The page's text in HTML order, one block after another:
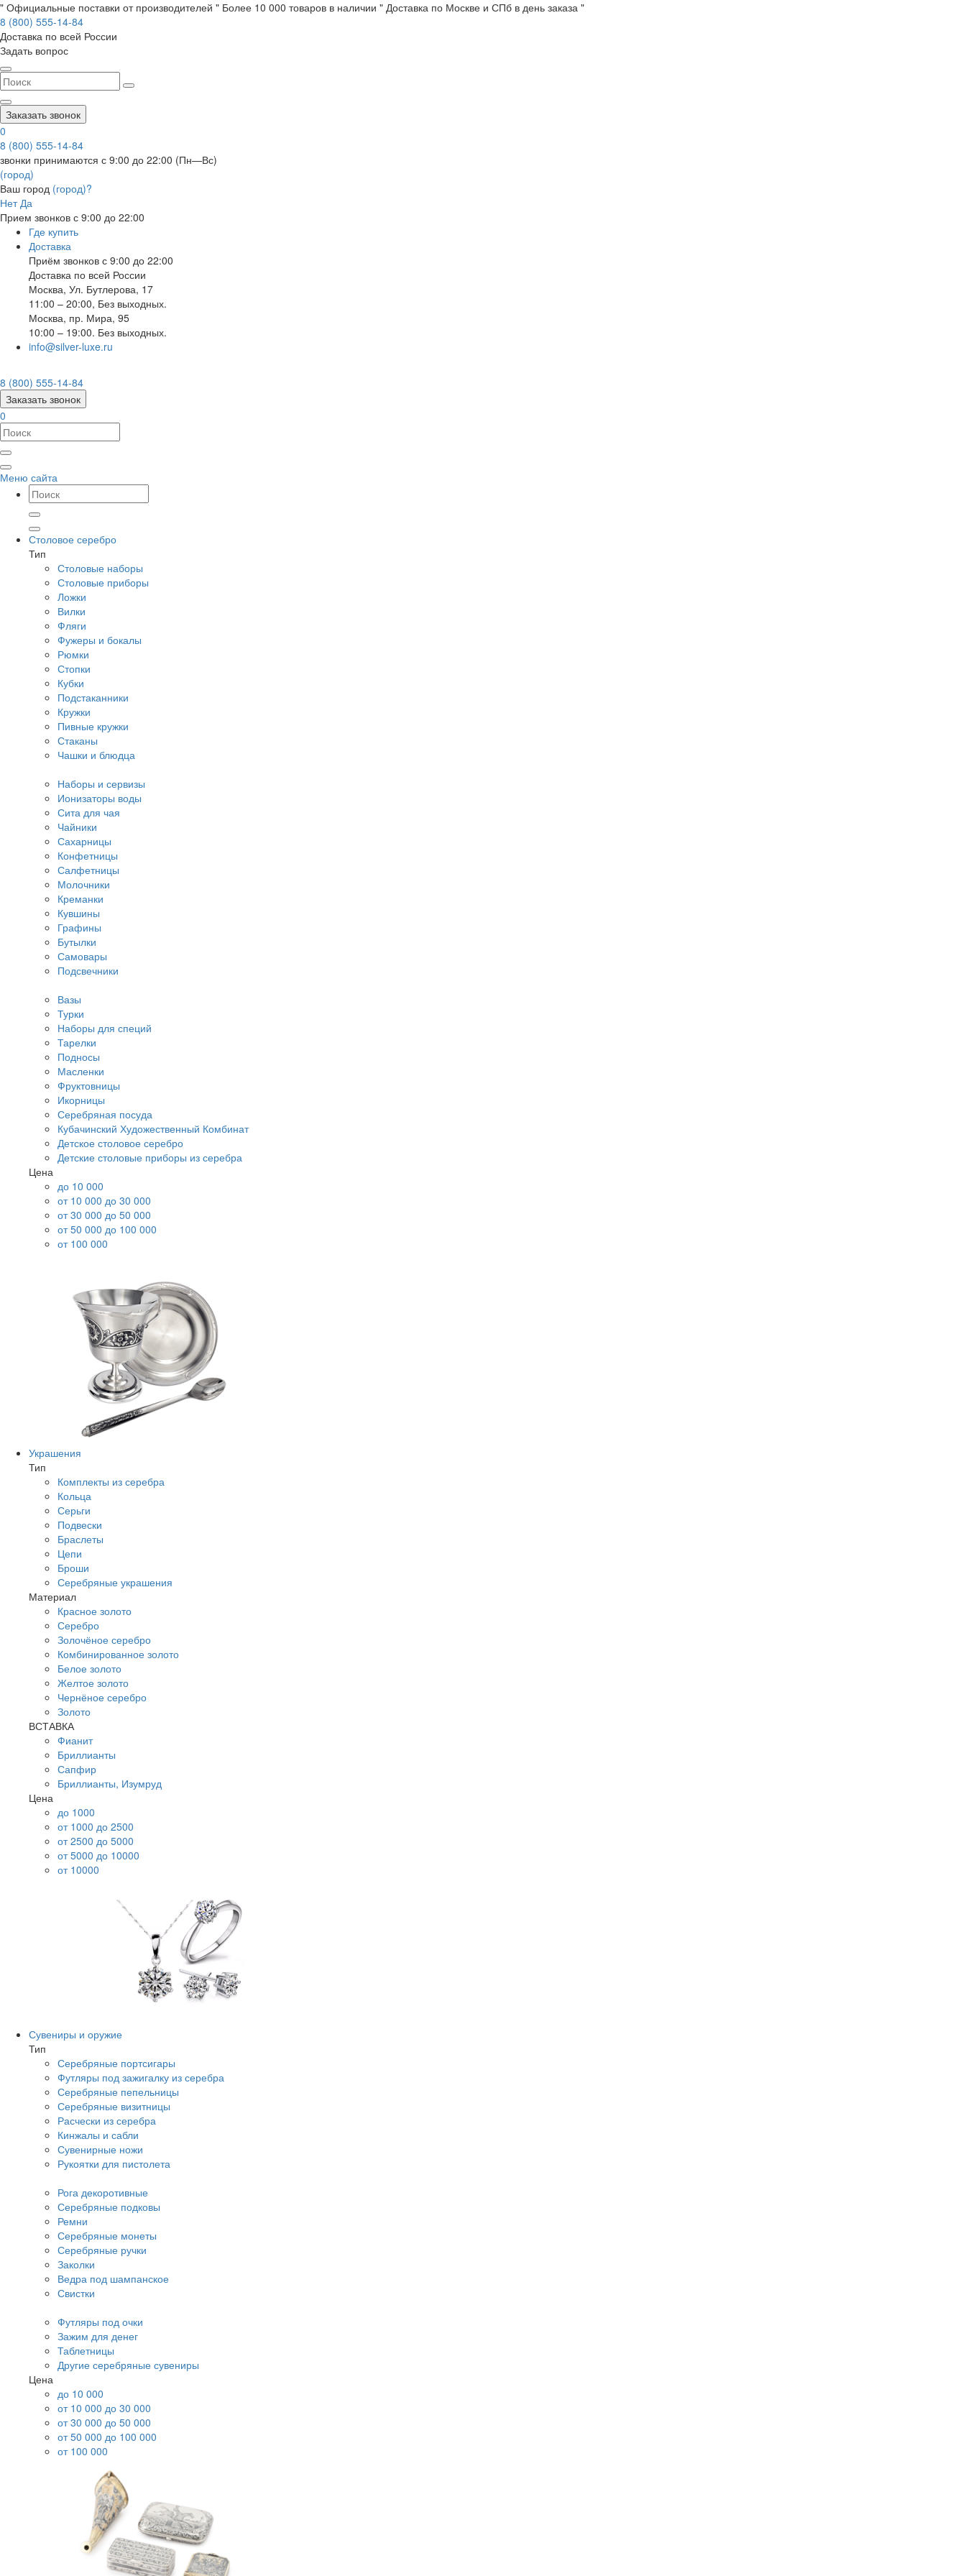
" Официальные поставки от производителей " Более 10 000 товаров в наличии " Доставка по Москве и СПб в день заказа "
8 (800) 555-14-84
Доставка по всей России
Задать вопрос
Заказать звонок
0
8 (800) 555-14-84
звонки принимаются с 9:00 до 22:00 (Пн—Вс)
(город)
Ваш город (город)?
Нет Да
Прием звонков с 9:00 до 22:00
Где купить
Доставка
Приём звонков с 9:00 до 22:00
Доставка по всей России
Москва, Ул. Бутлерова, 17
11:00 – 20:00, Без выходных.
Москва, пр. Мира, 95
10:00 – 19:00. Без выходных.
info@silver-luxe.ru
8 (800) 555-14-84
Заказать звонок
0
Меню сайта
Столовое серебро
Тип
Столовые наборы
Столовые приборы
Ложки
Вилки
Фляги
Фужеры и бокалы
Рюмки
Стопки
Кубки
Подстаканники
Кружки
Пивные кружки
Стаканы
Чашки и блюдца
Наборы и сервизы
Ионизаторы воды
Сита для чая
Чайники
Сахарницы
Конфетницы
Салфетницы
Молочники
Креманки
Кувшины
Графины
Бутылки
Самовары
Подсвечники
Вазы
Турки
Наборы для специй
Тарелки
Подносы
Масленки
Фруктовницы
Икорницы
Серебряная посуда
Кубачинский Художественный Комбинат
Детское столовое серебро
Детские столовые приборы из серебра
Цена
до 10 000
от 10 000 до 30 000
от 30 000 до 50 000
от 50 000 до 100 000
от 100 000
Украшения
Тип
Комплекты из серебра
Кольца
Серьги
Подвески
Браслеты
Цепи
Броши
Серебряные украшения
Материал
Красное золото
Серебро
Золочёное серебро
Комбинированное золото
Белое золото
Желтое золото
Чернёное серебро
Золото
ВСТАВКА
Фианит
Бриллианты
Сапфир
Бриллианты, Изумруд
Цена
до 1000
от 1000 до 2500
от 2500 до 5000
от 5000 до 10000
от 10000
Сувениры и оружие
Тип
Серебряные портсигары
Футляры под зажигалку из серебра
Серебряные пепельницы
Серебряные визитницы
Расчески из серебра
Кинжалы и сабли
Сувенирные ножи
Рукоятки для пистолета
Рога декоротивные
Серебряные подковы
Ремни
Серебряные монеты
Серебряные ручки
Заколки
Ведра под шампанское
Свистки
Футляры под очки
Зажим для денег
Таблетницы
Другие серебряные сувениры
Цена
до 10 000
от 10 000 до 30 000
от 30 000 до 50 000
от 50 000 до 100 000
от 100 000